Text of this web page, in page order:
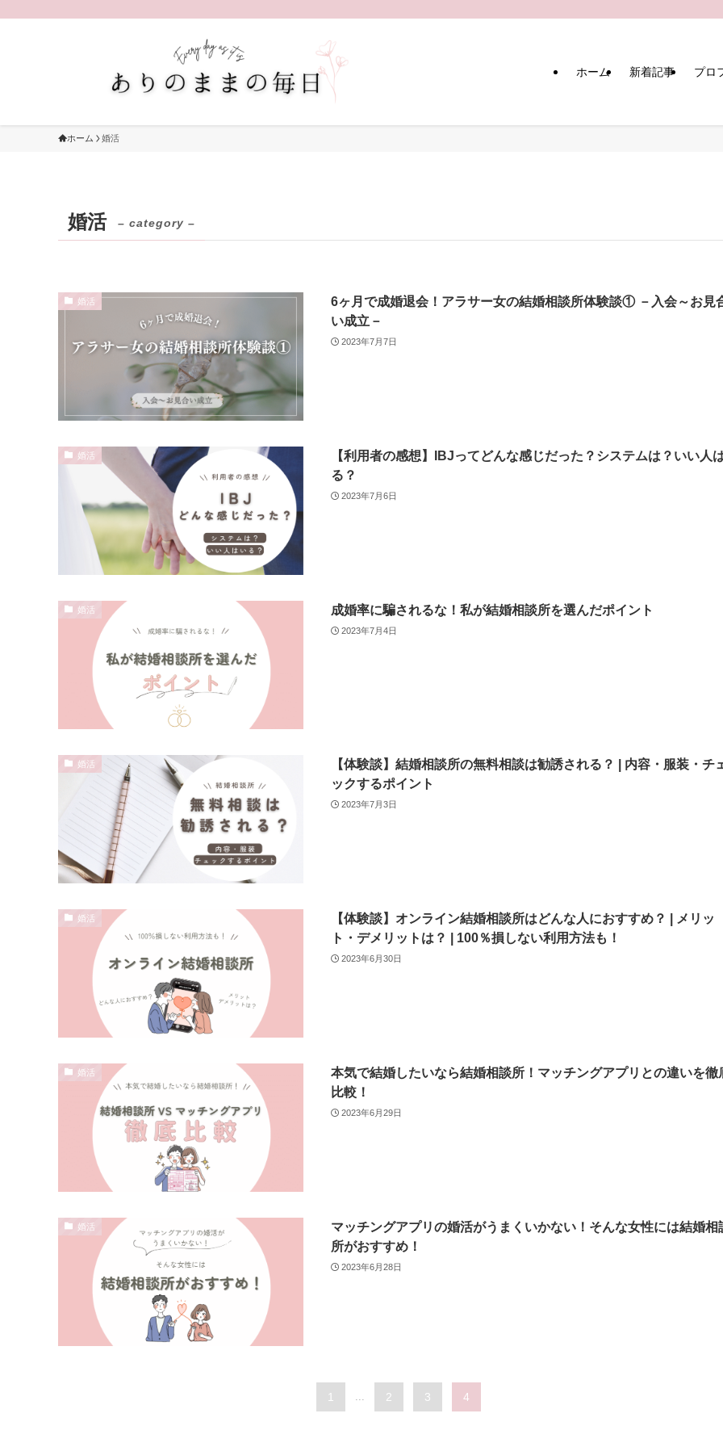
ホーム 新着記事 プロ
ホーム 婚活
婚活 – category –
婚活
6ヶ月で成婚退会！アラサー女の結婚相談所体験談① －入会～お見
い成立－
2023年7月7日
婚活
【利用者の感想】IBJってどんな感じだった？システムは？いい人
る？
2023年7月6日
婚活 成婚率に騙されるな！私が結婚相談所を選んだポイント
2023年7月4日
婚活
【体験談】結婚相談所の無料相談は勧誘される？ | 内容・服装・チ
ックするポイント
2023年7月3日
婚活
【体験談】オンライン結婚相談所はどんな人におすすめ？ | メリッ
ト・デメリットは？ | 100％損しない利用方法も！
2023年6月30日
婚活
本気で結婚したいなら結婚相談所！マッチングアプリとの違いを徹
比較！
2023年6月29日
婚活
マッチングアプリの婚活がうまくいかない！そんな女性には結婚相
所がおすすめ！
2023年6月28日
1 ... 2 3 4